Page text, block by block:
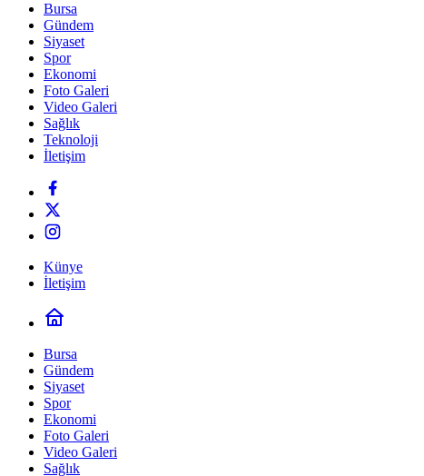
Bursa
Gündem
Siyaset
Spor
Ekonomi
Foto Galeri
Video Galeri
Sağlık
Teknoloji
İletişim
Künye
İletişim
Bursa
Gündem
Siyaset
Spor
Ekonomi
Foto Galeri
Video Galeri
Sağlık